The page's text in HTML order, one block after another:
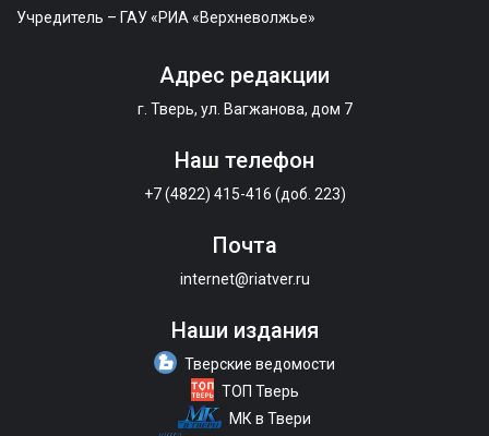
Учредитель – ГАУ «РИА «Верхневолжье»
Адрес редакции
г. Тверь, ул. Вагжанова, дом 7
Наш телефон
+7 (4822) 415-416 (доб. 223)
Почта
internet@riatver.ru
Наши издания
Тверские ведомости
ТОП Тверь
МК в Твери